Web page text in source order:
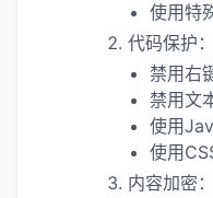
使用特
代码保护：
禁用右
禁用文
使用
使用
内容加密：